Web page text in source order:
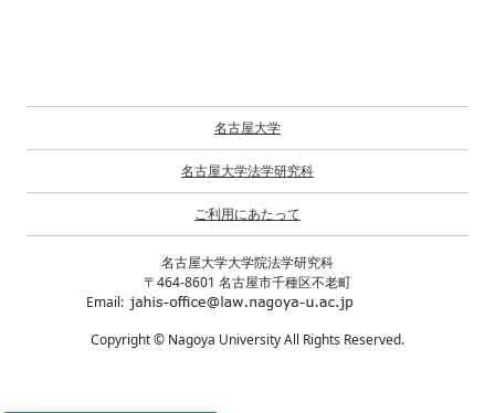
名古屋大学
名古屋大学法学研究科
ご利用にあたって
名古屋大学大学院法学研究科
〒464-8601 名古屋市千種区不老町
Email:
Copyright © Nagoya University All Rights Reserved.